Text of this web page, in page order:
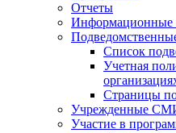
Отчеты
Информационные
Список
Учетная
Страницы
Учрежденные
Участие в